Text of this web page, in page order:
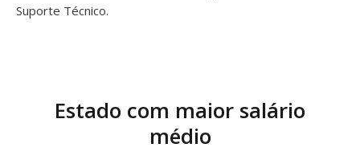
Suporte Técnico.
Estado com maior salário
médio